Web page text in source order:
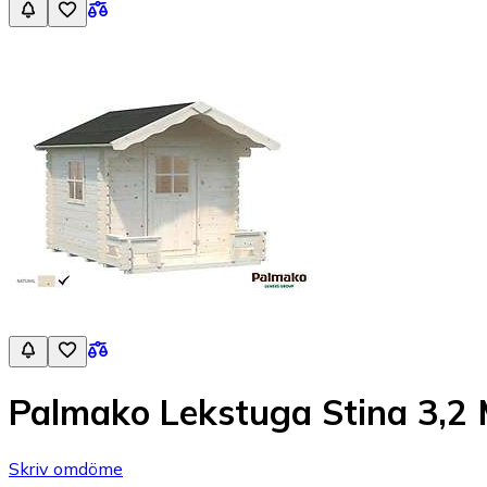
Palmako Lekstuga Stina 3,2
Skriv omdöme